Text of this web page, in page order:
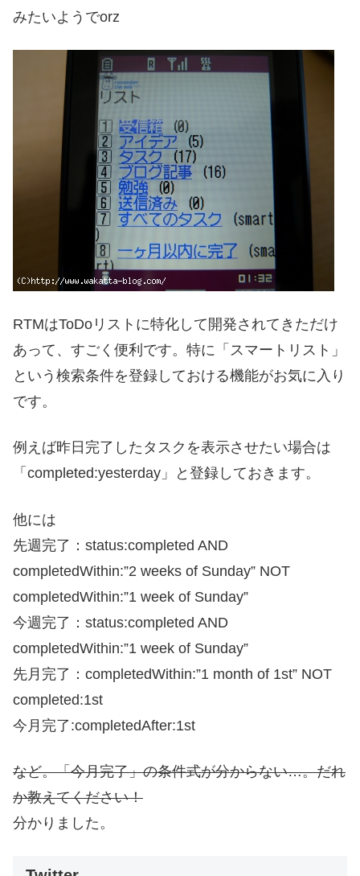
みたいようでorz
RTMはToDoリストに特化して開発されてきただけ
あって、すごく便利です。特に「スマートリスト」
という検索条件を登録しておける機能がお気に入り
です。
例えば昨日完了したタスクを表示させたい場合は
「completed:yesterday」と登録しておきます。
他には
先週完了：status:completed AND
completedWithin:”2 weeks of Sunday” NOT
completedWithin:”1 week of Sunday”
今週完了：status:completed AND
completedWithin:”1 week of Sunday”
先月完了：completedWithin:”1 month of 1st” NOT
completed:1st
今月完了:completedAfter:1st
など。「今月完了」の条件式が分からない…。だれ
か教えてください！
分かりました。